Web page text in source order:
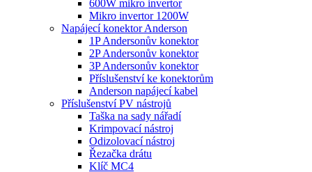
600W mikro invertor
Mikro invertor 1200W
Napájecí konektor Anderson
1P Andersonův konektor
2P Andersonův konektor
3P Andersonův konektor
Příslušenství ke konektorům
Anderson napájecí kabel
Příslušenství PV nástrojů
Taška na sady nářadí
Krimpovací nástroj
Odizolovací nástroj
Řezačka drátu
Klíč MC4